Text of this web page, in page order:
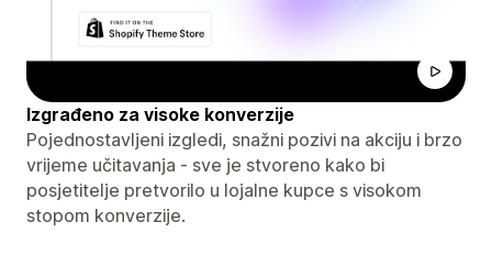
Izgrađeno za visoke konverzije
Pojednostavljeni izgledi, snažni pozivi na akciju i brzo
vrijeme učitavanja - sve je stvoreno kako bi
posjetitelje pretvorilo u lojalne kupce s visokom
stopom konverzije.